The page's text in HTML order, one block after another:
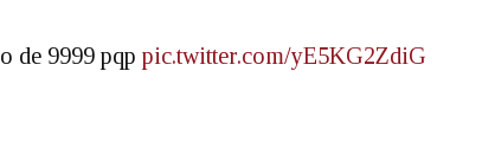
de 9999 pqp pic.twitter.com/yE5KG2ZdiG